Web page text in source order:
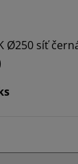
Ø250 síť